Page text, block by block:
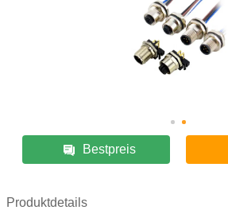
Bestpreis
Produktdetails